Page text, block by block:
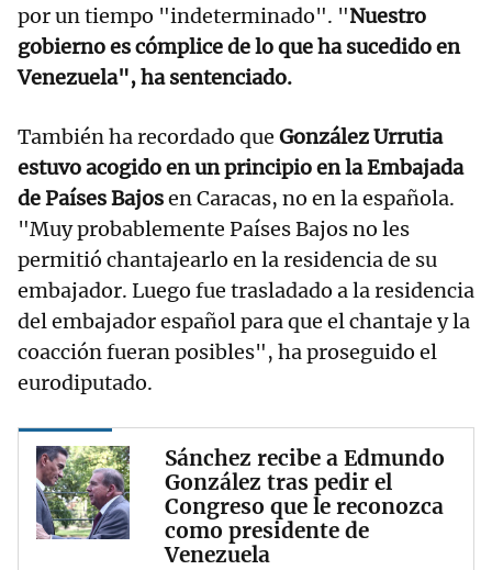
por un tiempo "indeterminado". "Nuestro
gobierno es cómplice de lo que ha sucedido en
Venezuela", ha sentenciado.
También ha recordado que González Urrutia
estuvo acogido en un principio en la Embajada
de Países Bajosen Caracas, no en la española.
"Muy probablemente Países Bajos no les
permitió chantajearlo en la residencia de su
embajador. Luego fue trasladado a la residencia
del embajador español para que el chantaje y la
coacción fueran posibles", ha proseguido el
eurodiputado.
Sánchez recibe a Edmundo
González tras pedir el
Congreso que le reconozca
como presidente de
Venezuela